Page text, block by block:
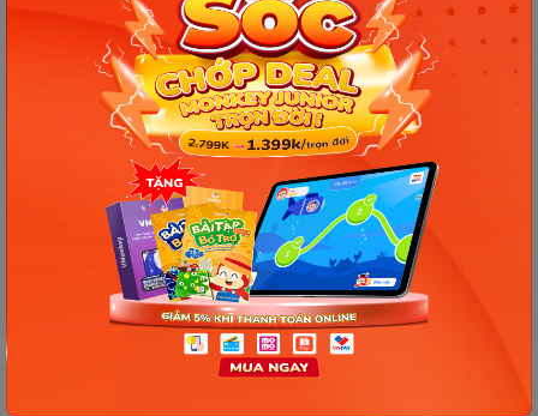
DẠY CON
[Thảo luận] Thiết kế môi trường an toàn cho trẻ |
Kỷ luật tích cực #13
Chào mừng bạn tiếp tục đồng hành cùng series “Kỷ
luật tích cực - Positive Discipline”. Đây là nội dung thứ
#13 trong chuỗi 21 chuyên đề được biên tập dựa trên
03/04/2026
388